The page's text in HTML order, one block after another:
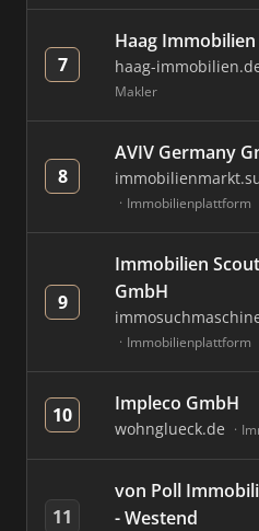
7
Haag Immobilien
haag-
Makler
8
AVIV Germany
Immobilienplattform
9
Immobilien
GmbH
Immobilienplattform
10 Impleco GmbH
wohnglueck.de
11
von Poll
- Westend